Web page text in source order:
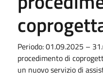
Periodo: 01.09.2025 –
procedimento di
un nuovo servizio di